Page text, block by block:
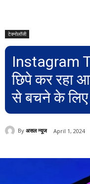
टेक्नोलॉजी
Instagram
छिपे कर रहा
से बचने के
By असल न्यूज April 1, 2024